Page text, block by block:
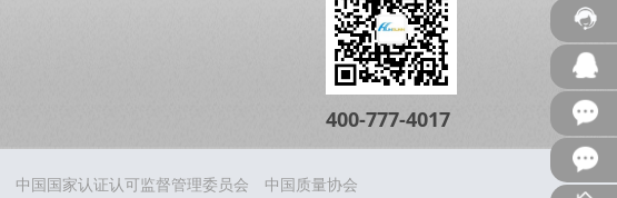
400-777-4017
中国国家认证认可监督管理委员会 中国质量协会